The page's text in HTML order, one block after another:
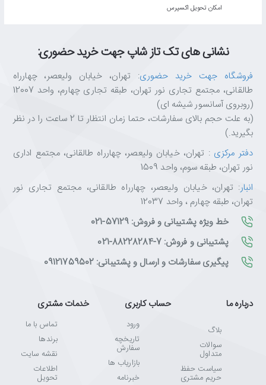
اﻣﮑﺎن ﺗﺤﻮﯾﻞ اﮐﺴﭙﺮس
نشانی های تک تاز شاپ جهت خرید حضوری:
فروشگاه جهت خرید حضوری: تهران، خیابان ولیعصر، چهارراه
طالقانی، مجتمع تجاری نور تهران، طبقه تجاری چهارم، واحد 12007
(روبروی آسانسور شیشه ای)
(به علت حجم بالای سفارشات، حتما زمان انتظار تا 2 ساعت را در نظر
بگیرید.)
دفتر مرکزی : تهران، خیابان ولیعصر، چهارراه طالقانی، مجتمع اداری
نور تهران، طبقه سوم، واحد 1509
انبار: تهران، خیابان ولیعصر، چهارراه طالقانی، مجتمع تجاری نور
تهران، طبقه چهارم ، واحد 12037
خط ویژه پشتیبانی و فروش: 57129-021
پشتیبانی و فروش: 7-88228284-021
پیگیری سفارشات و ارسال و پشتیبانی: 09121759502
درباره ما
بلاگ
سوالات
متداول
سیاست حفظ
حریم مشتری
حساب کاربری
ورود
تاریخچه
سفارش
بازاریاب ها
خبرنامه
خدمات مشتری
تماس با ما
برندها
نقشه سایت
اطلاعات
تحویل